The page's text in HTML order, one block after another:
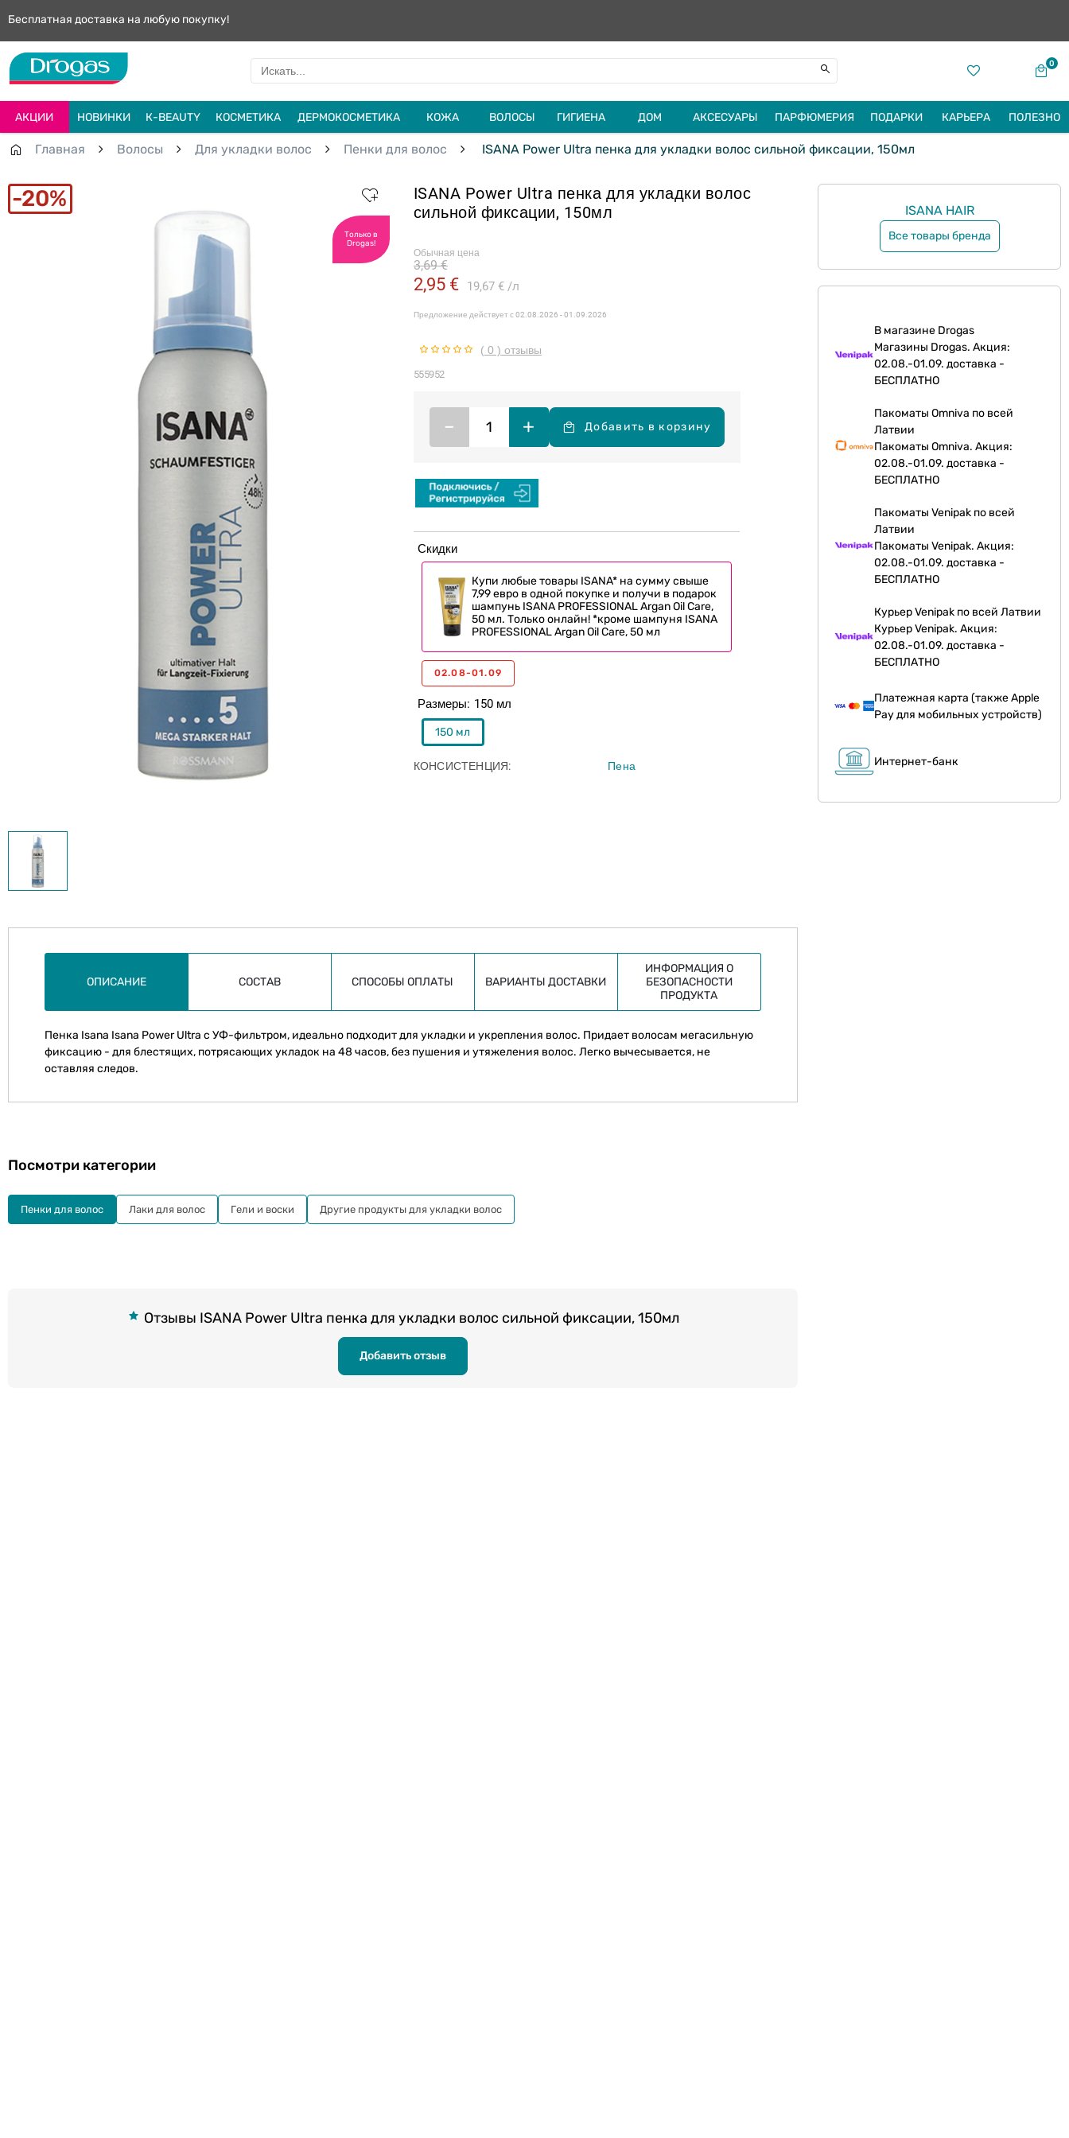
Бесплатная доставка на любую покупку!
0
АКЦИИ НОВИНКИ К-BEAUTY КОСМЕТИКА ДЕРМОКОСМЕТИКА КОЖА ВОЛОСЫ ГИГИЕНА ДОМ АКСЕСУАРЫ ПАРФЮМЕРИЯ ПОДАРКИ КАРЬЕРА ПОЛЕЗНО
Главная Волосы Для укладки волос Пенки для волос ISANA Power Ultra пенка для укладки волос сильной фиксации, 150мл
20%
Только в
Drogas!
ISANA Power Ultra пенка для укладки волос
сильной фиксации, 150мл
Обычная цена
2,95 € 19,67 € л
3,69 €
Предложение действует с02.08.2026 - 01.09.2026
( 0 ) отзывы
555952
Размеры 150 мл
150 мл
– + Добавить в корзину
Скидки
Купи любые товары ISANA* на сумму свыше
7,99 евро в одной покупке и получи в подарок
шампунь ISANA PROFESSIONAL Argan Oil Care,
50 мл. Только онлайн! *кроме шампуня ISANA
PROFESSIONAL Argan Oil Care, 50 мл
02.08-01.09
КОНСИСТЕНЦИЯ Пена
ISANA HAIR
Все товары бренда
В магазине Drogas
Магазины Drogas. Акция:
02.08.-01.09. доставка -
БЕСПЛАТНО
Пакоматы Omniva по всей
Латвии
Пакоматы Omniva. Акция:
02.08.-01.09. доставка -
БЕСПЛАТНО
Пакоматы Venipak по всей
Латвии
Пакоматы Venipak. Акция:
02.08.-01.09. доставка -
БЕСПЛАТНО
Курьер Venipak по всей Латвии
Курьер Venipak. Акция:
02.08.-01.09. доставка -
БЕСПЛАТНО
Платежная карта (также Apple
Pay для мобильных устройств)
Интернет-банк
ОПИСАНИЕ СОСТАВ СПОСОБЫ ОПЛАТЫ ВАРИАНТЫ ДОСТАВКИ
ИНФОРМАЦИЯ О
БЕЗОПАСНОСТИ
ПРОДУКТА
Пенка Isana Isana Power Ultra с УФ-фильтром, идеально подходит для укладки и укрепления волос. Придает волосам мегасильную
фиксацию - для блестящих, потрясающих укладок на 48 часов, без пушения и утяжеления волос. Легко вычесывается, не
оставляя следов.
Отзывы ISANA Power Ultra пенка для укладки волос сильной фиксации, 150мл
Добавить отзыв
Посмотри категории
Пенки для волос Лаки для волос Гели и воски Другие продукты для укладки волос